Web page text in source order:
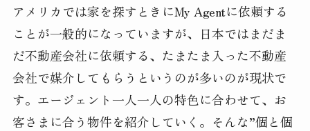
アメリカでは家を探すときにMy Agentに依頼する
ことが一般的になっていますが、日本ではまだま
だ不動産会社に依頼する、たまたま入った不動産
会社で媒介してもらうというのが多いのが現状で
す。エージェント一人一人の特色に合わせて、お
客さまに合う物件を紹介していく。そんな”個と個